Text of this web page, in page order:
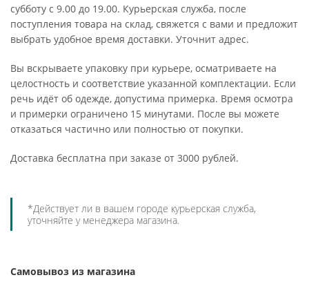
субботу с 9.00 до 19.00. Курьерская служба, после
поступления товара на склад, свяжется с вами и предложит
выбрать удобное время доставки. Уточнит адрес.
Вы вскрываете упаковку при курьере, осматриваете на
целостность и соответствие указанной комплектации. Если
речь идёт об одежде, допустима примерка. Время осмотра
и примерки ограничено 15 минутами. После вы можете
отказаться частично или полностью от покупки.
Доставка бесплатна при заказе от 3000 рублей.
*Действует ли в вашем городе курьерская служба,
уточняйте у менеджера магазина.
Самовывоз из магазина